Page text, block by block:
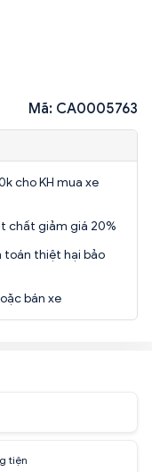
Mã: CA0005763
cho KH mua xe
chất giảm giá 20%
toán thiệt hại bảo
bán xe
tiện